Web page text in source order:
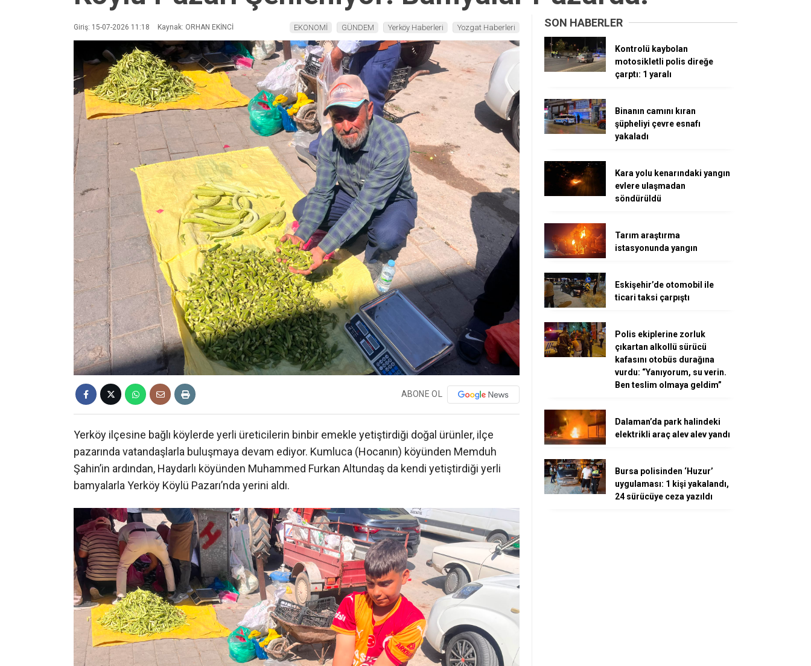
Giriş: 15-07-2026 11:18 Kaynak: ORHAN EKİNCİ EKONOMİ GÜNDEM Yerköy Haberleri Yozgat Haberleri
ABONE OL
Yerköy ilçesine bağlı köylerde yerli üreticilerin binbir emekle yetiştirdiği doğal ürünler, ilçe
pazarında vatandaşlarla buluşmaya devam ediyor. Kumluca (Hocanın) köyünden Memduh
Şahin’in ardından, Haydarlı köyünden Muhammed Furkan Altundaş da kendi yetiştirdiği yerli
bamyalarla Yerköy Köylü Pazarı’nda yerini aldı.
SON HABERLER
Kontrolü kaybolan
motosikletli polis direğe
çarptı: 1 yaralı
Binanın camını kıran
şüpheliyi çevre esnafı
yakaladı
Kara yolu kenarındaki yangın
evlere ulaşmadan
söndürüldü
Tarım araştırma
istasyonunda yangın
Eskişehir’de otomobil ile
ticari taksi çarpıştı
Polis ekiplerine zorluk
çıkartan alkollü sürücü
kafasını otobüs durağına
vurdu: “Yanıyorum, su verin.
Ben teslim olmaya geldim”
Dalaman’da park halindeki
elektrikli araç alev alev yandı
Bursa polisinden ‘Huzur’
uygulaması: 1 kişi yakalandı,
24 sürücüye ceza yazıldı